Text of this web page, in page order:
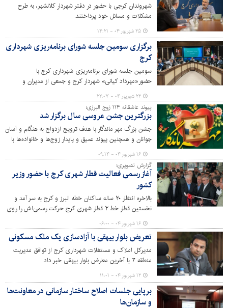
شهروندان کرجی با حضور در دفتر شهردار کلانشهر، به طرح
مشکلات و مسائل خود پرداختند.
۲۵ شهریور ۰۴ - ۱۴:۲۱
برگزاری سومین جلسه شورای برنامه‌ریزی شهرداری
کرج
سومین جلسه شورای برنامه‌ریزی شهرداری کرج با
حضور«مهرداد کیانی» شهردار کرج و جمعی از مدیران و
معاونان این شهرداری به منظور بررسی و برنامه‌ریزی در
خصوص مهم‌ترین مسائل شهری برگزار شد.
۲۲ شهریور ۰۴ - ۲۲:۰۷
پیوند عاشقانه ۱۱۴ زوج البرزی؛
بزرگترین جشن عروسی سال برگزار شد
جشن بزرگ مهر ماندگار با هدف ترویج ازدواج به هنگام و آسان
جوانان و همچنین پیوند عمیق و پایدار زوج‌ها و خانواده‌ها با
حضور ۱۱۴ زوج عاشق البرزی برگزار شد.۱۶ شهریور ۰۴ - ۰۹:۱۴
گزارش تصویری؛
آغاز رسمی فعالیت قطار شهری کرج با حضور وزیر
کشور
بالاخره انتظار ۲۰ ساله ساکنان خطه البرز و کرج به سر آمد و
نخستین قطار خط ۲ قطار شهری کرج حرکت رسمی‌اش را روی
ریل‌های زیرزمینی شهر آغاز کرد. روبان افتتاح این رویداد مهم
به دست اسکندر مومنی وزیر کشور انجام شد.
۱۶ شهریور ۰۴ - ۰۶:۰۰
تعریض بلوار بیهقی با آزادسازی یک ملک مسکونی
مدیرکل املاک و مستغلات شهرداری کرج از توافق مدیریت
منطقه 7 با آخرین معارض بلوار بیهقی خبر داد.
۱۲ شهریور ۰۴ - ۱۱:۰۱
برپایی جلسات اصلاح ساختار سازمانی در معاونت‌ها
و سازمان‌ها